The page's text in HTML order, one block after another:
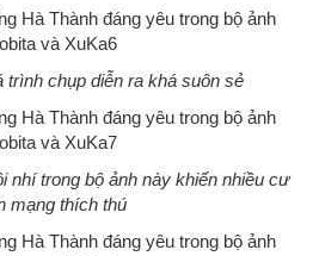
trình chụp diễn ra khá suôn sẻ
nhí trong bộ ảnh này khiến nhiều cư
mạng thích thú